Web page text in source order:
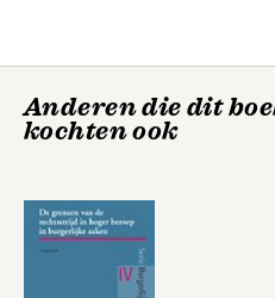
Anderen die dit
kochten ook